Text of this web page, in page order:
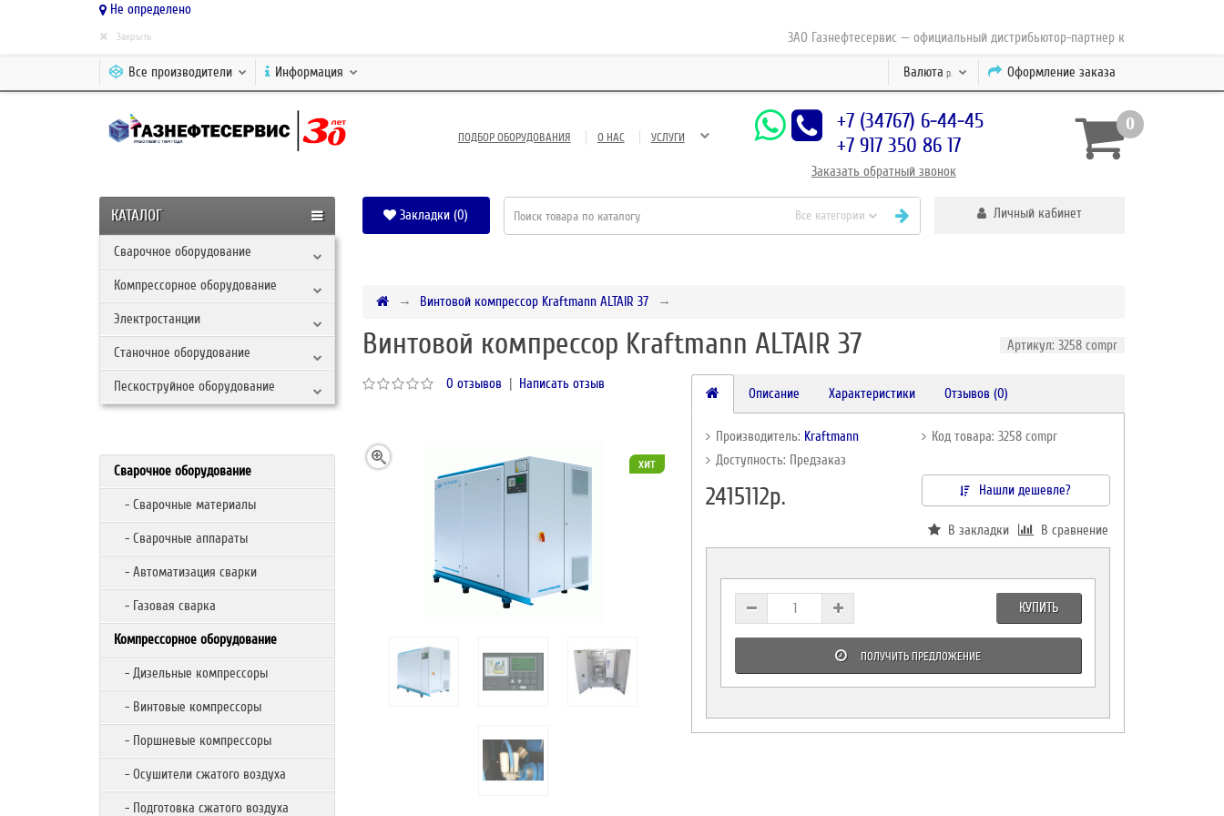
Не определено
ЗАО Газнефтесервис — официальный дистрибьютор-партнер концерна ESAB с 2010
× Закрыть
Оформление заказа
Валюта р.
Все производители Информация
ПОДБОР ОБОРУДОВАНИЯ О НАС УСЛУГИ
+7 (34767) 6-44-45
+7 917 350 86 17
Заказать обратный звонок
0
КАТАЛОГ
Сварочное оборудование
Компрессорное оборудование
Электростанции
Станочное оборудование
Пескоструйное оборудование
Закладки (0) Все категории Личный кабинет
Сварочное оборудование
- Сварочные материалы
- Сварочные аппараты
- Автоматизация сварки
- Газовая сварка
Компрессорное оборудование
- Дизельные компрессоры
- Винтовые компрессоры
- Поршневые компрессоры
- Осушители сжатого воздуха
- Подготовка сжатого воздуха
Винтовой компрессор Kraftmann ALTAIR 37
Винтовой компрессор Kraftmann ALTAIR 37 Артикул: 3258 compr
0 отзывов | Написать отзыв
хит
Описание Характеристики Отзывов (0)
Производитель: Kraftmann
Код товара: 3258 compr
Доступность: Предзаказ
2415112р. Нашли дешевле?
В закладки В сравнение
КУПИТЬ
ПОЛУЧИТЬ ПРЕДЛОЖЕНИЕ